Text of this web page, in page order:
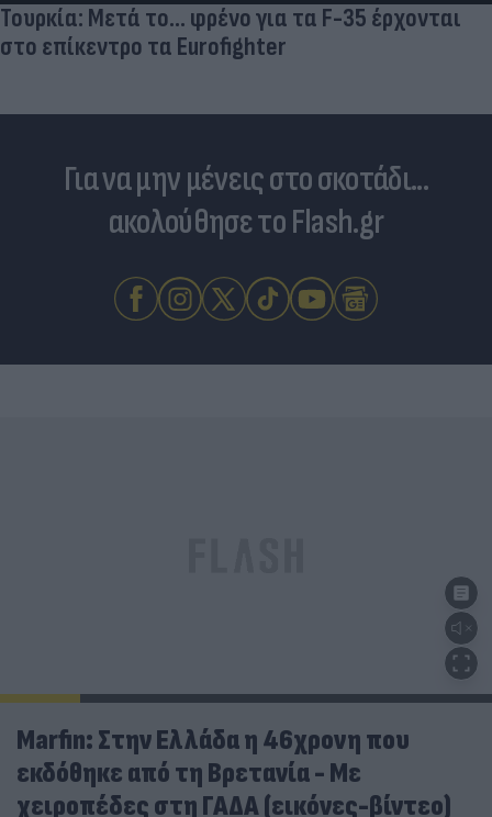
Τουρκία: Μετά το... φρένο για τα F-35 έρχονται
στο επίκεντρο τα Eurofighter
Για να μην μένεις στο σκοτάδι...
ακολούθησε το Flash.gr
Marfin: Στην Ελλάδα η 46χρονη που
εκδόθηκε από τη Βρετανία - Με
χειροπέδες στη ΓΑΔΑ (εικόνες-βίντεο)